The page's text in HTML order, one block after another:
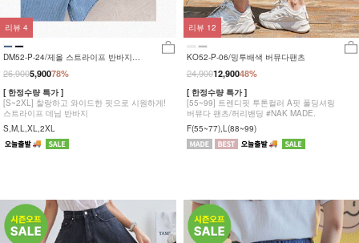
DM52-P-24/제올 스트라이프 반바지
_JY
78%
26,9005,900
[ 한정수량 특가 ]
[S~2XL] 찰랑하고 와이드한 핏으로 시원하게!
스트라이프 데님 반바지
S,M,L,XL,2XL
리뷰 4
KO52-P-06/밍투배색 버뮤다팬츠
48%
24,90012,900
[ 한정수량 특가 ]
[55~99] 트렌디핏 투톤컬러 A핏 폴딩셔링
버뮤다 팬츠/허리밴딩 #NAK MADE.
F(55~77),L(88~99)
리뷰 12